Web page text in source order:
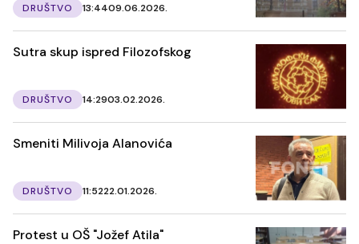
DRUŠTVO 13:4409.06.2026.
Sutra skup ispred Filozofskog
DRUŠTVO 14:2903.02.2026.
Smeniti Milivoja Alanovića
DRUŠTVO 11:5222.01.2026.
Protest u OŠ "Jožef Atila"